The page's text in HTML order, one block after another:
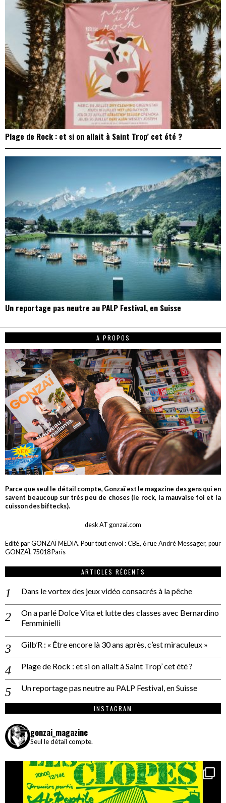
Plage de Rock : et si on allait à Saint Trop’ cet été ?
Un reportage pas neutre au PALP Festival, en Suisse
A PROPOS
Parce que seul le détail compte, Gonzaï est le magazine des gens qui en
savent beaucoup sur très peu de choses (le rock, la mauvaise foi et la
cuisson des biftecks).
desk AT gonzai.com
Edité par GONZAÏ MEDIA. Pour tout envoi : CBE, 6 rue André Messager, pour
GONZAÏ, 75018 Paris
ARTICLES RÉCENTS
Dans le vortex des jeux vidéo consacrés à la pêche
On a parlé Dolce Vita et lutte des classes avec Bernardino
Femminielli
Gilb’R : « Être encore là 30 ans après, c’est miraculeux »
Plage de Rock : et si on allait à Saint Trop’ cet été ?
Un reportage pas neutre au PALP Festival, en Suisse
INSTAGRAM
gonzai_magazine
Seul le détail compte.